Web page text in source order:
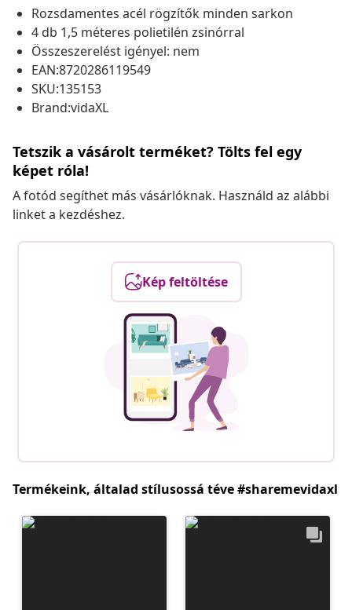
Rozsdamentes acél rögzítők minden sarkon
4 db 1,5 méteres polietilén zsinórral
Összeszerelést igényel: nem
EAN:8720286119549
SKU:135153
Brand:vidaXL
Tetszik a vásárolt terméket? Tölts fel egy
képet róla!
A fotód segíthet más vásárlóknak. Használd az alábbi
linket a kezdéshez.
Kép feltöltése
Termékeink, általad stílusossá téve #sharemevidaxl